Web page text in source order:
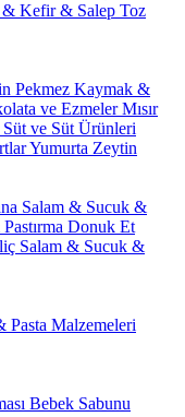
& Kefir & Salep Toz
Pekmez Kaymak &
ve EzmelerMısır
Süt ve Süt Ürünleri
Yumurta Zeytin
Salam & Sucuk &
Donuk Et
Salam & Sucuk &
Malzemeleri
Bebek Sabunu